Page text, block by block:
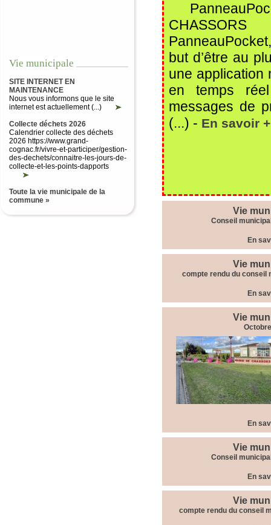
Vie municipale
SITE INTERNET EN
MAINTENANCE
Nous vous informons que le site
internet est actuellement (...)
Collecte déchets 2026
Calendrier collecte des déchets
2026 https://www.grand-
cognac.fr/vivre-et-participer/gestion-
des-dechets/connaitre-les-jours-de-
collecte-et-les-points-dapports
Toute la vie municipale de la
commune »
CHASSORS
but d’être au
une application
en temps
messages de
(...) - En savoir +
Vie
Conseil
En
Vie
compte rendu du conseil
En
Vie
En
Vie
Conseil
En
Vie
compte rendu du conseil